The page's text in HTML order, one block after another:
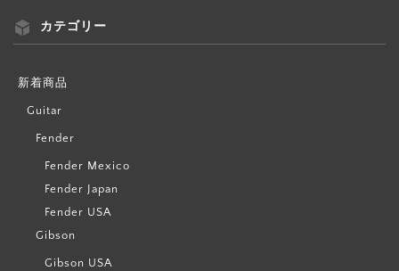
カテゴリー
新着商品
Guitar
Fender
Fender Mexico
Fender Japan
Fender USA
Gibson
Gibson USA